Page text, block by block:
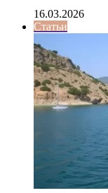
16.03.2026
Статьи